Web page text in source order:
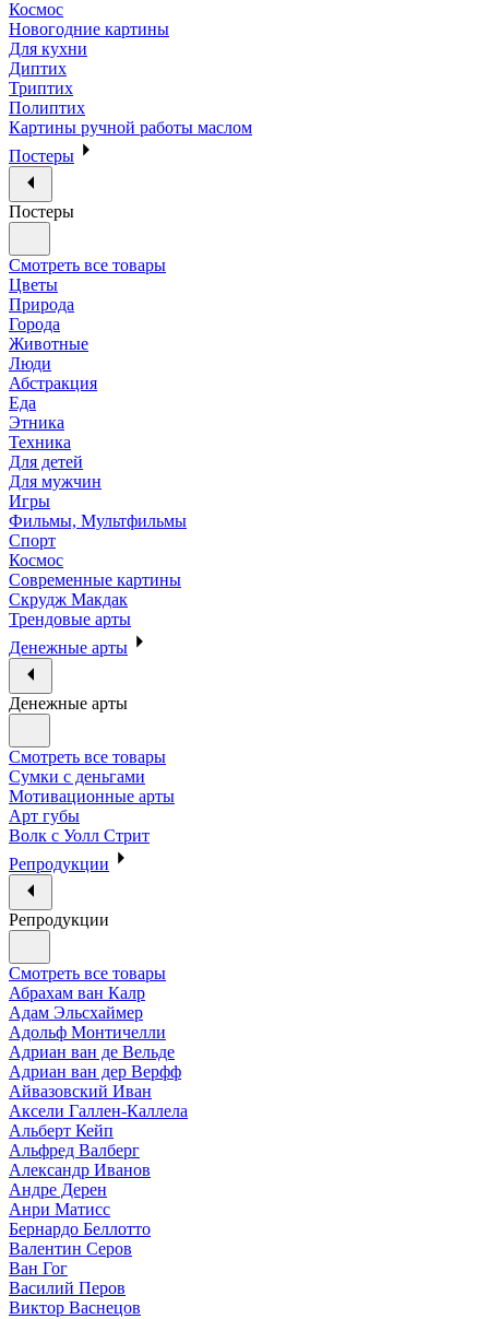
Космос
Новогодние картины
Для кухни
Диптих
Триптих
Полиптих
Картины ручной работы маслом
Постеры
Постеры
Смотреть все товары
Цветы
Природа
Города
Животные
Люди
Абстракция
Еда
Этника
Техника
Для детей
Для мужчин
Игры
Фильмы, Мультфильмы
Спорт
Космос
Современные картины
Скрудж Макдак
Трендовые арты
Денежные арты
Денежные арты
Смотреть все товары
Сумки с деньгами
Мотивационные арты
Арт губы
Волк с Уолл Стрит
Репродукции
Репродукции
Смотреть все товары
Абрахам ван Калр
Адам Эльсхаймер
Адольф Монтичелли
Адриан ван де Вельде
Адриан ван дер Верфф
Айвазовский Иван
Аксели Галлен-Каллела
Альберт Кейп
Альфред Валберг
Александр Иванов
Андре Дерен
Анри Матисс
Бернардо Беллотто
Валентин Серов
Ван Гог
Василий Перов
Виктор Васнецов